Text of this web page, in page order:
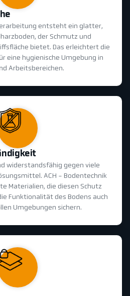
entsteht ein glatter,
der Schmutz und
bietet. Das erleichtert die
eine hygienische Umgebung in
Arbeitsbereichen.
widerstandsfähig gegen viele
ACH - Bodentechnik
Materialien, die diesen Schutz
Funktionalität des Bodens auch
Umgebungen sichern.